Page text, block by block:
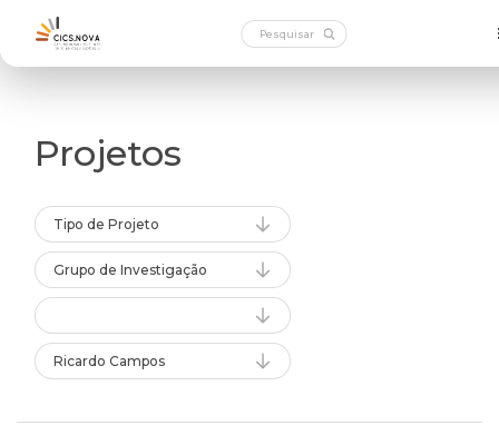
Projetos
Tipo de Projeto
Grupo de Investigação
Ricardo Campos